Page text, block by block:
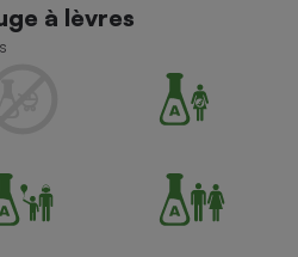
à lèvres